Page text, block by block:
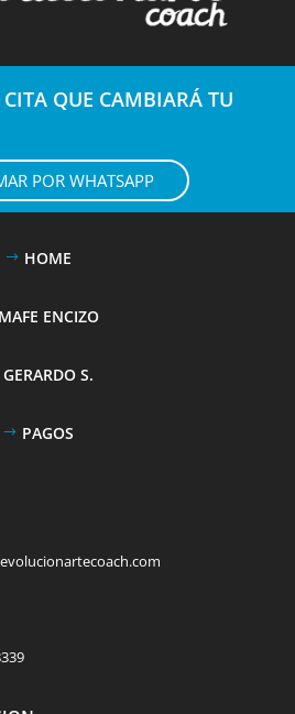
QUE CAMBIARÁ TU
POR WHATSAPP
HOME
MAFE ENCIZO
GERARDO S.
PAGOS